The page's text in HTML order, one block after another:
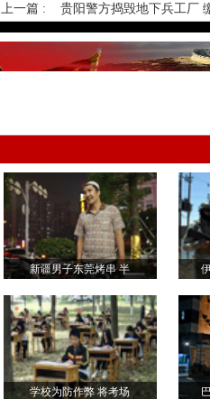
上一篇 : 贵阳警方捣毁地下兵工厂
新疆男子东莞烤串 半
学校为防作弊 将考场